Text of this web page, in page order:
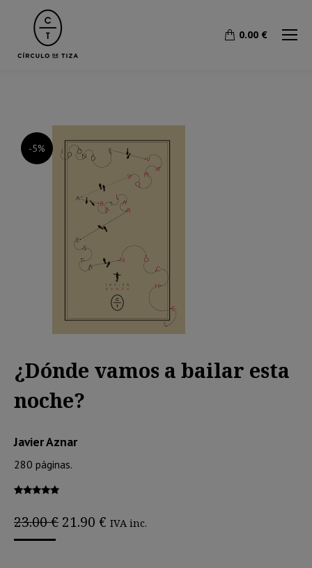
0.00 €
-5%
¿Dónde vamos a bailar esta
noche?
Javier Aznar
280 páginas.
5 en base a
23.00€ El
21.90 € El
IVA inc.